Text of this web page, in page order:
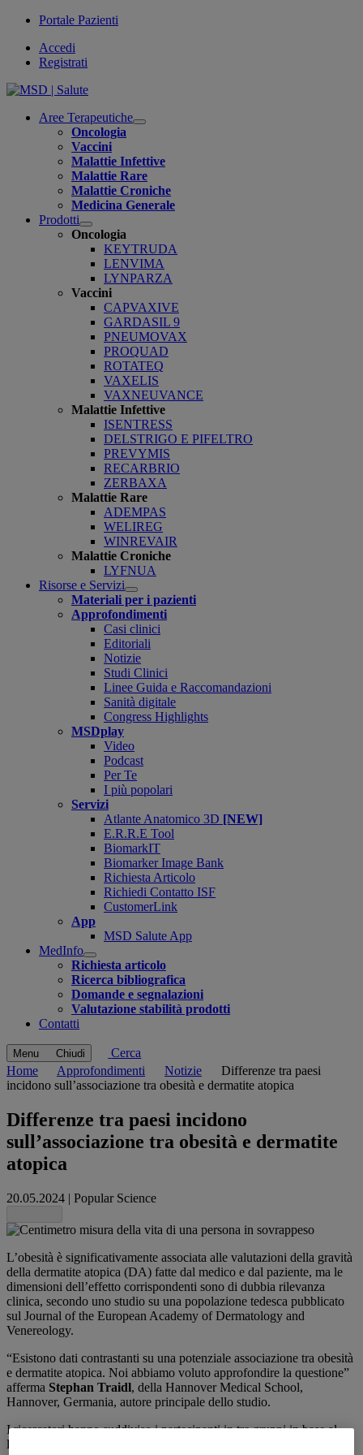
Portale Pazienti
Accedi
Registrati
Aree Terapeutiche
Open
Oncologia
Vaccini
Malattie Infettive
Malattie Rare
Malattie Croniche
Medicina Generale
Prodotti
Open
submenu
Oncologia
KEYTRUDA
LENVIMA
LYNPARZA
Vaccini
CAPVAXIVE
GARDASIL 9
PNEUMOVAX
PROQUAD
ROTATEQ
VAXELIS
VAXNEUVANCE
Malattie Infettive
ISENTRESS
DELSTRIGO E PIFELTRO
PREVYMIS
RECARBRIO
ZERBAXA
Malattie Rare
ADEMPAS
WELIREG
WINREVAIR
Malattie Croniche
LYFNUA
Risorse e Servizi
Open
submenu
Materiali per i pazienti
Approfondimenti
Casi clinici
Editoriali
Notizie
Studi Clinici
Linee Guida e Raccomandazioni
Sanità digitale
Congress Highlights
MSDplay
Video
Podcast
Per Te
I più popolari
Servizi
Atlante Anatomico 3D [NEW]
E.R.R.E Tool
BiomarkIT
Biomarker Image Bank
Richiesta Articolo
Richiedi Contatto ISF
CustomerLink
App
MSD Salute App
MedInfo
Open
submenu
Richiesta articolo
Ricerca bibliografica
Domande e segnalazioni
Valutazione stabilità prodotti
Contatti
Menu Chiudi
Cerca
Home
Approfondimenti Notizie
Differenze tra paesi
incidono sull’associazione tra obesità e dermatite atopica
Differenze tra paesi incidono
sull’associazione tra obesità e dermatite
atopica
20.05.2024 | Popular Science
L’obesità è significativamente associata alle valutazioni della gravità
della dermatite atopica (DA) fatte dal medico e dal paziente, ma le
dimensioni dell’effetto corrispondenti sono di dubbia rilevanza
clinica, secondo uno studio su una popolazione tedesca pubblicato
sul Journal of the European Academy of Dermatology and
Venereology.
“Esistono dati contrastanti su una potenziale associazione tra obesità
e dermatite atopica. Noi abbiamo voluto approfondire la questione”
afferma Stephan Traidl, della Hannover Medical School,
Hannover, Germania, autore principale dello studio.
I ricercatori hanno suddiviso i partecipanti in tre gruppi in base al
loro indice di massa corporea (IMC). A causa dei numeri bassi, i